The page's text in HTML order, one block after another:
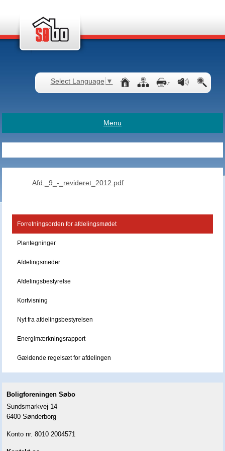
Select Language ▼
Menu
Afd._9_-_revideret_2012.pdf
Forretningsorden for afdelingsmødet
Plantegninger
Afdelingsmøder
Afdelingsbestyrelse
Kortvisning
Nyt fra afdelingsbestyrelsen
Energimærkningsrapport
Gældende regelsæt for afdelingen
Boligforeningen Søbo
Sundsmarkvej 14
6400 Sønderborg
Konto nr. 8010 2004571